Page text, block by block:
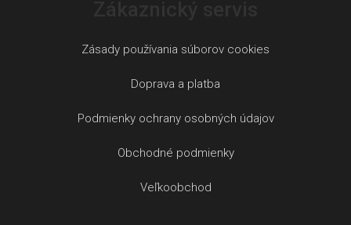
Zásady používania súborov cookies
Doprava a platba
Podmienky ochrany osobných údajov
Obchodné podmienky
Veľkoobchod